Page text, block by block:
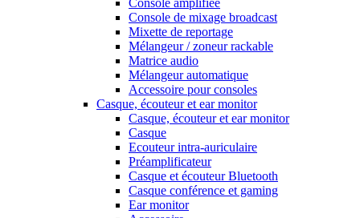
Console amplifiée
Console de mixage broadcast
Mixette de reportage
Mélangeur / zoneur rackable
Matrice audio
Mélangeur automatique
Accessoire pour consoles
Casque, écouteur et ear monitor
Casque, écouteur et ear monitor
Casque
Ecouteur intra-auriculaire
Préamplificateur
Casque et écouteur Bluetooth
Casque conférence et gaming
Ear monitor